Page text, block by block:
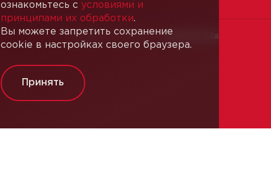
ознакомьтесь с условиями и
принципами их обработки.
Вы можете запретить сохранение
cookie в настройках своего браузера.
Принять
Разработка сайта — Webformula